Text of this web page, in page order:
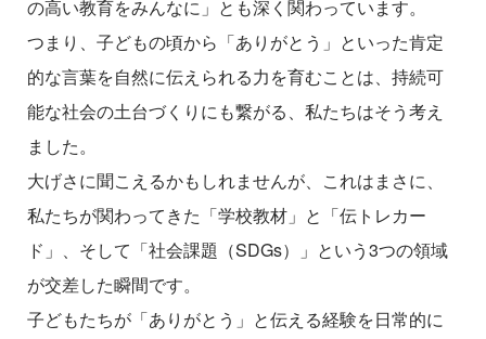
の高い教育をみんなに」とも深く関わっています。
つまり、子どもの頃から「ありがとう」といった肯定
的な言葉を自然に伝えられる力を育むことは、持続可
能な社会の土台づくりにも繋がる、私たちはそう考え
ました。
大げさに聞こえるかもしれませんが、これはまさに、
私たちが関わってきた「学校教材」と「伝トレカー
ド」、そして「社会課題（SDGs）」という3つの領域
が交差した瞬間です。
子どもたちが「ありがとう」と伝える経験を日常的に